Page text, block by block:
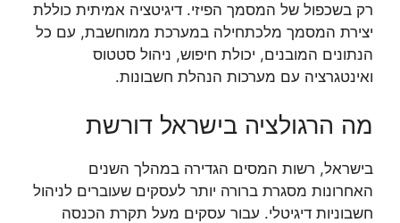
רק בשכפול של המסמך הפיזי. דיגיטציה אמיתית כוללת
יצירת המסמך מלכתחילה במערכת ממוחשבת, עם כל
הנתונים המובנים, יכולת חיפוש, ניהול סטטוס
ואינטגרציה עם מערכות הנהלת חשבונות.
מה הרגולציה בישראל דורשת
בישראל, רשות המסים הגדירה במהלך השנים
האחרונות מסגרת ברורה יותר לעסקים שעוברים לניהול
חשבוניות דיגיטלי. עבור עסקים מעל תקרת הכנסה